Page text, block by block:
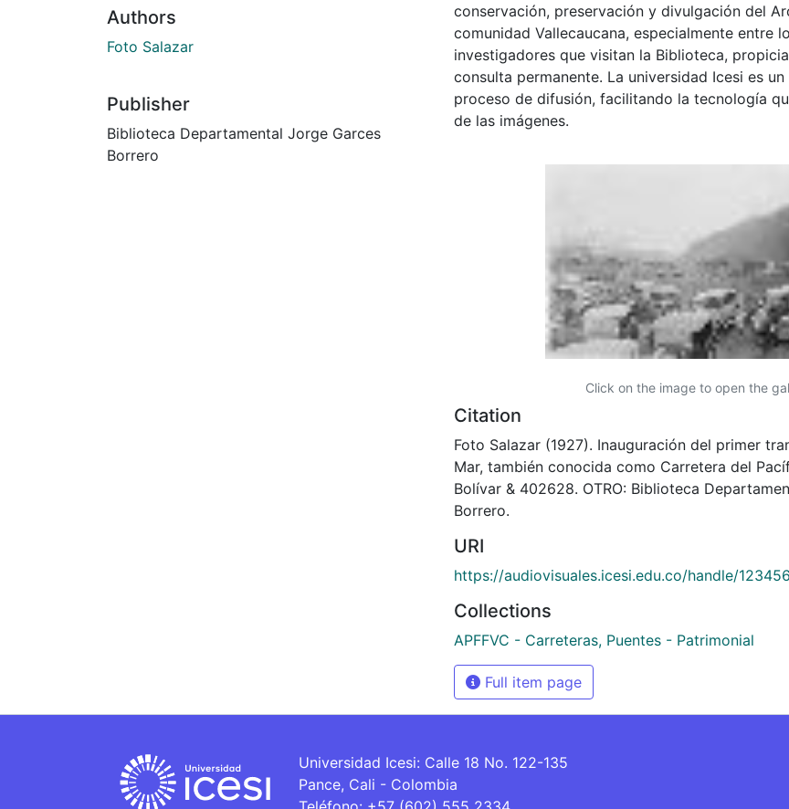
Authors
Foto Salazar
Publisher
Biblioteca Departamental Jorge Garces
Borrero
conservación, preservación y divulgación del
comunidad Vallecaucana, especialmente entre
investigadores que visitan la Biblioteca,
consulta permanente. La universidad Icesi es
proceso de difusión, facilitando la tecnología
de las imágenes.
Click on the image to open the
Citation
Foto Salazar (1927). Inauguración del primer
Mar, también conocida como Carretera del
Bolívar & 402628. OTRO: Biblioteca
Borrero.
URI
https://audiovisuales.icesi.edu.co/handle/
Collections
APFFVC - Carreteras, Puentes - Patrimonial
Full item page
Universidad Icesi: Calle 18 No. 122-135
Pance, Cali - Colombia